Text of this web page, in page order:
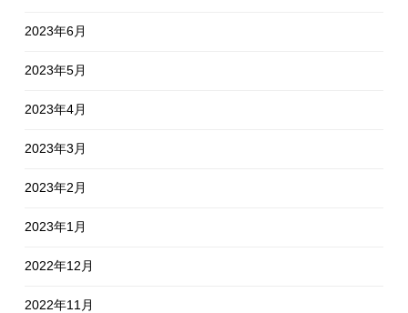
2023年6月
2023年5月
2023年4月
2023年3月
2023年2月
2023年1月
2022年12月
2022年11月